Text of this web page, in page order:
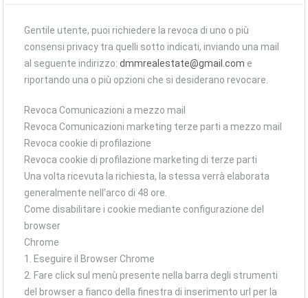
Gentile utente, puoi richiedere la revoca di uno o più
consensi privacy tra quelli sotto indicati, inviando una mail
al seguente indirizzo: dmmrealestate@gmail.com e
riportando una o più opzioni che si desiderano revocare.
Revoca Comunicazioni a mezzo mail
Revoca Comunicazioni marketing terze parti a mezzo mail
Revoca cookie di profilazione
Revoca cookie di profilazione marketing di terze parti
Una volta ricevuta la richiesta, la stessa verrà elaborata
generalmente nell’arco di 48 ore.
Come disabilitare i cookie mediante configurazione del
browser
Chrome
1. Eseguire il Browser Chrome
2. Fare click sul menù presente nella barra degli strumenti
del browser a fianco della finestra di inserimento url per la